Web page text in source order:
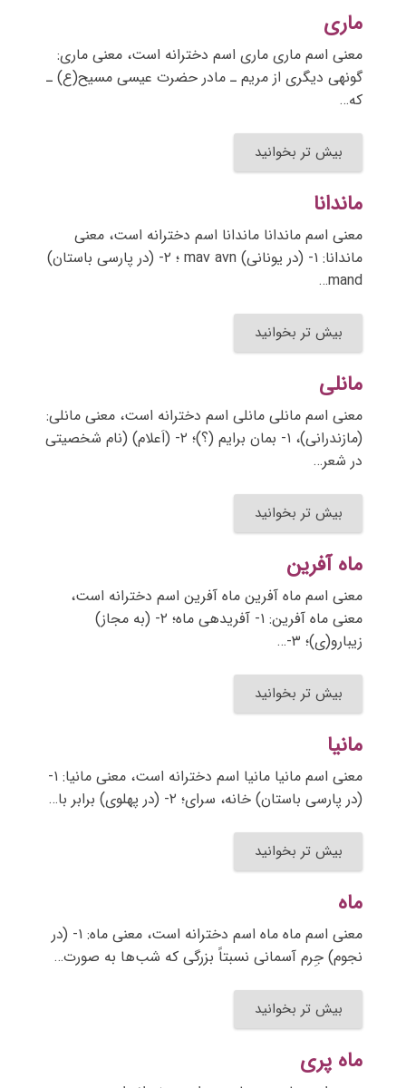
ماری
معنی اسم ماری ماری اسم دخترانه است، معنی ماری:
گونهی دیگری از مریم ـ مادر حضرت عیسی مسیح(ع) ـ
که…
بیش تر بخوانید
ماندانا
معنی اسم ماندانا ماندانا اسم دخترانه است، معنی
ماندانا: ۱- (در یونانی) mav avn ؛ ۲- (در پارسی باستان)
mand…
بیش تر بخوانید
مانلی
معنی اسم مانلی مانلی اسم دخترانه است، معنی مانلی:
(مازندرانی)، ۱- بمان برایم (؟)؛ ۲- (اَعلام) (نام شخصیتی
در شعر…
بیش تر بخوانید
ماه آفرین
معنی اسم ماه آفرین ماه آفرین اسم دخترانه است،
معنی ماه آفرین: ۱- آفریدهی ماه؛ ۲- (به مجاز)
زیبارو(ی)؛ ۳-…
بیش تر بخوانید
مانیا
معنی اسم مانیا مانیا اسم دخترانه است، معنی مانیا: ۱-
(در پارسی باستان) خانه، سرای؛ ۲- (در پهلوی) برابر با…
بیش تر بخوانید
ماه
معنی اسم ماه ماه اسم دخترانه است، معنی ماه: ۱- (در
نجوم) جِرم آسمانی نسبتاً بزرگی که شب‌ها به صورت…
بیش تر بخوانید
ماه پری